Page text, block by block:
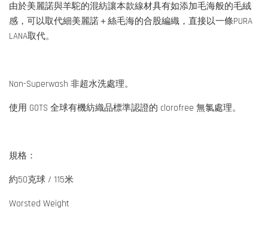
由於美麗諾與羊駝的混紡讓本款線材具有如添加毛海般的毛絨
感，可以取代細美麗諾＋絲毛海的合股編織，直接以一條PURA
LANA取代。
Non-Superwash 非超水洗處理。
使用 GOTS 全球有機紡織品標準認證的 clorofree 無氯處理。
規格：
約50克球 / 115米
Worsted Weight